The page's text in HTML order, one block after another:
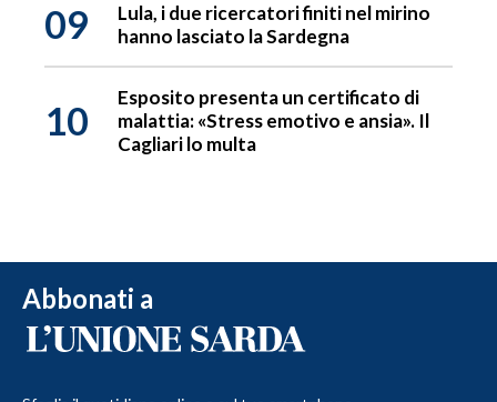
09
Lula, i due ricercatori finiti nel mirino
hanno lasciato la Sardegna
10
Esposito presenta un certificato di
malattia: «Stress emotivo e ansia». Il
Cagliari lo multa
Abbonati a